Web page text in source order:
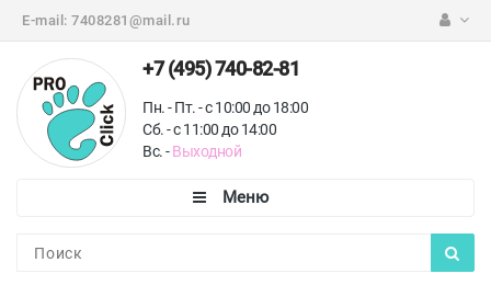
E-mail: 7408281@mail.ru
+7 (495) 740-82-81
Пн. - Пт. - с 10:00 до 18:00
Сб. - с 11:00 до 14:00
Вс. -Выходной